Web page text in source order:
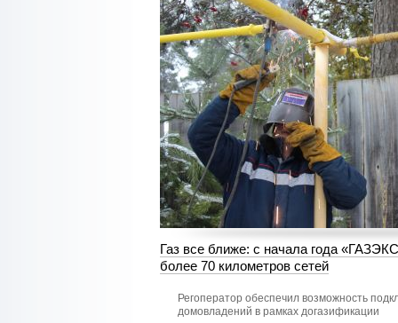
Газ все ближе: с начала года
более 70 километров сетей
Регоператор обеспечил возможность
домовладений в рамках догазификации